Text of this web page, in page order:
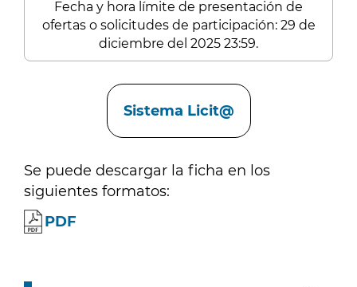
Fecha y hora límite de presentación de
ofertas o solicitudes de participación: 29 de
diciembre del 2025 23:59.
Sistema Licit@
Se puede descargar la ficha en los
siguientes formatos:
PDF